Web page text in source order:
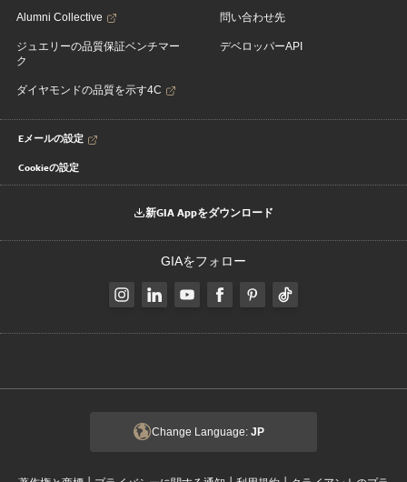
Alumni Collective
ジュエリーの品質保証ベンチマー
ク
ダイヤモンドの品質を示す4C
問い合わせ先
デベロッパーAPI
Eメールの設定
Cookieの設定
新GIA Appをダウンロード
GIAをフォロー
Change Language: JP